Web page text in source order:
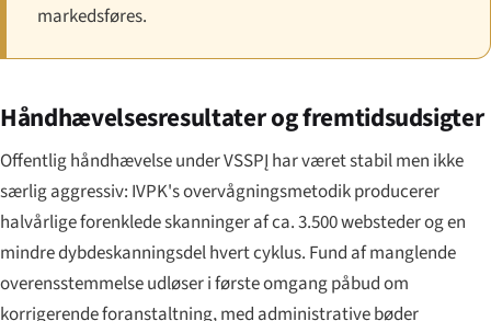
markedsføres.
Håndhævelsesresultater og fremtidsudsigter
Offentlig håndhævelse under VSSPĮ har været stabil men ikke
særlig aggressiv: IVPK's overvågningsmetodik producerer
halvårlige forenklede skanninger af ca. 3.500 websteder og en
mindre dybdeskanningsdel hvert cyklus. Fund af manglende
overensstemmelse udløser i første omgang påbud om
korrigerende foranstaltning, med administrative bøder